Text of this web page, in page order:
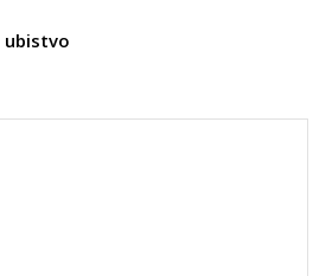
ubistvo